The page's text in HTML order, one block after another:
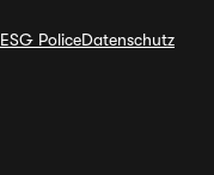
ESG PoliceDatenschutz